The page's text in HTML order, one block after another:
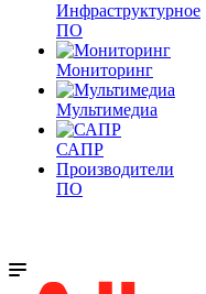
Инфраструктурное
ПО
Мониторинг
Мультимедиа
САПР
Производители
ПО